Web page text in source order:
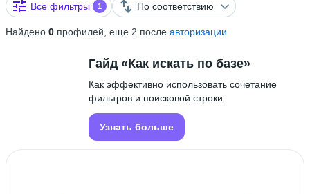
Все фильтры
1 По соответствию
Найдено 0 профилей, еще 2 после авторизации
Гайд «Как искать по базе»
Как эффективно использовать сочетание
фильтров и поисковой строки
Узнать больше